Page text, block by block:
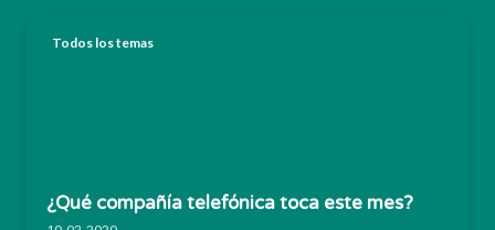
Todos los temas
¿Qué compañía telefónica toca este mes?